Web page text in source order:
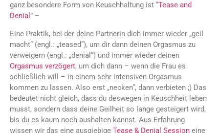
ganz besondere Form von Keuschhaltung ist “Tease and
Denial ” –
Eine Praktik, bei der deine Partnerin dich immer wieder „geil
macht“ (engl.: „teased“), um dir dann deinen Orgasmus zu
verweigern (engl.: „denial“) und immer wieder deinen
Orgasmus verzögert, um dich dann – wenn die Frau es
schließlich will – in einem sehr intensiven Orgasmus
kommen zu lassen. Also erst „necken“, dann verbieten ;) Das
bedeutet nicht gleich, dass du deswegen in Keuschheit leben
musst, sondern dass deine Geilheit so lange gesteigert wird,
bis du es kaum noch aushalten kannst. Aus Erfahrung
wissen wir das eine ausgiebige Tease & Denial Session eine